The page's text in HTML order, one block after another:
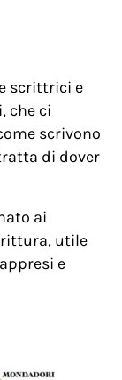
scrittrici e
che ci
scrivono
di dover
ai
utile
e